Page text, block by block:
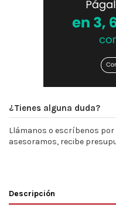
¿Tienes alguna duda?
Llámanos o escríbenos
asesoramos, recibe
Descripción